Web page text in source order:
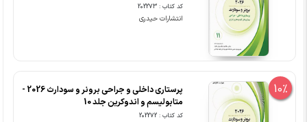
کد کتاب : 202273
انتشارات حیدری
10%
پرستاری داخلی و جراحی برونر و سودارث 2026 -
متابولیسم و اندوکرین جلد 10
کد کتاب : 202272